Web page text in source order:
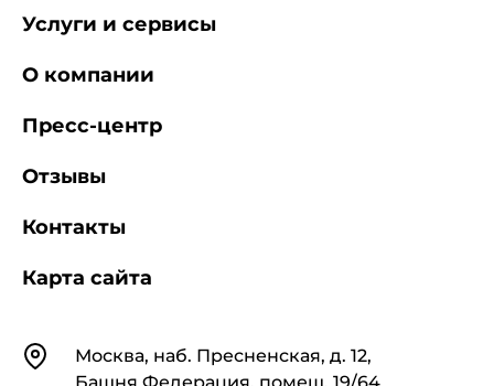
КонтактыМосква, наб. Пресненская, д. 12,
Услуги и сервисы
О компании
Пресс-центр
Отзывы
Контакты
Карта сайта